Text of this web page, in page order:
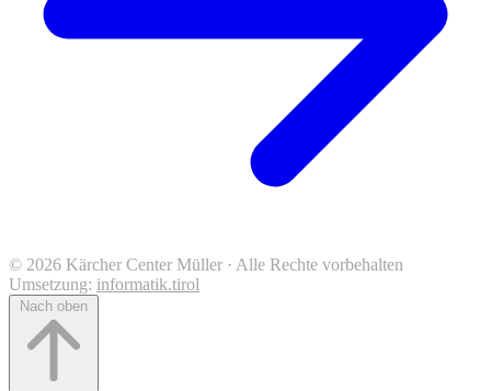
© 2026 Kärcher Center Müller · Alle Rechte vorbehalten
Umsetzung: informatik.tirol
Nach oben